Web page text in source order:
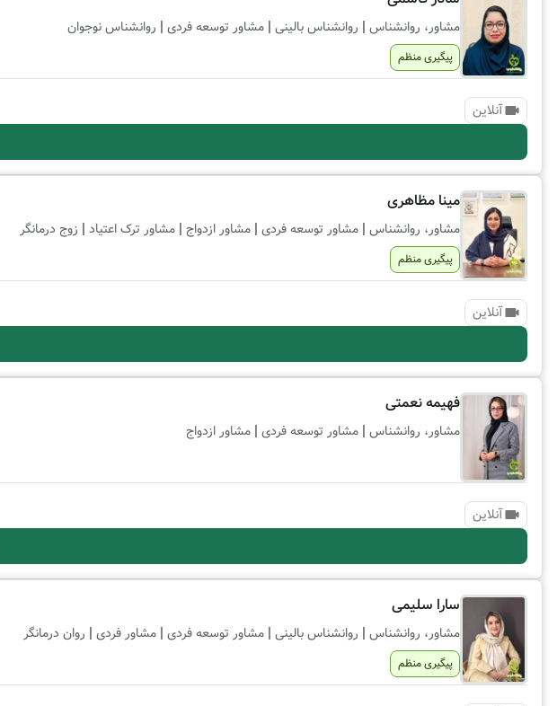
مشاور، روانشناس | روانشناس بالینی | مشاور توسعه فردی | روانشناس نوجوان
پیگیری منظم
آنلاین
مینا مظاهری
مشاور، روانشناس | مشاور توسعه فردی | مشاور ازدواج | مشاور ترک اعتیاد | زوج درمانگر
پیگیری منظم
آنلاین
فهیمه نعمتی
مشاور، روانشناس | مشاور توسعه فردی | مشاور ازدواج
آنلاین
سارا سلیمی
مشاور، روانشناس | روانشناس بالینی | مشاور توسعه فردی | مشاور فردی | روان درمانگر
پیگیری منظم